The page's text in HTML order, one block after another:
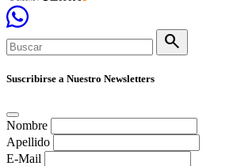
search
Suscribirse a Nuestro Newsletters
Nombre
Apellido
E-Mail